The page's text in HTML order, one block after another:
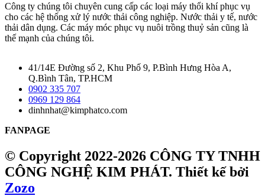
Công ty chúng tôi chuyên cung cấp các loại máy thổi khí phục vụ
cho các hệ thống xử lý nước thải công nghiệp. Nước thải y tế, nước
thải dân dụng. Các máy móc phục vụ nuôi trồng thuỷ sản cũng là
thế mạnh của chúng tôi.
41/14E Đường số 2, Khu Phố 9, P.Bình Hưng Hòa A,
Q.Bình Tân, TP.HCM
0902 335 707
0969 129 864
dinhnhat@kimphatco.com
FANPAGE
© Copyright 2022-2026 CÔNG TY TNHH
CÔNG NGHỆ KIM PHÁT. Thiết kế bởi
Zozo